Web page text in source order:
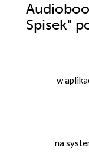
Spisek"
w
na